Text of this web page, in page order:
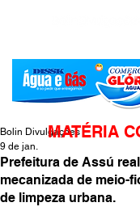
Prefeitura de Assú
mecanizada de meio-
de limpeza urbana.
Bolin Divulgações
9 de jan.
MATÉRIA